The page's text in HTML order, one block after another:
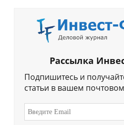
Рассылка
Подпишитесь и
статьи в вашем